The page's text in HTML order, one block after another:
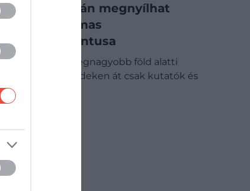
Évtizedek után megnyílhat
Erdély hatalmas
barlanglabirintusa
Románia egyik legnagyobb föld alatti
rendszere évtizedeken át csak kutatók és
tapasztalt…